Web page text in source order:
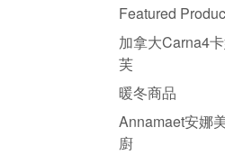
Featured
加拿大Carna4
芙
暖冬商品
Annamaet安娜
廚